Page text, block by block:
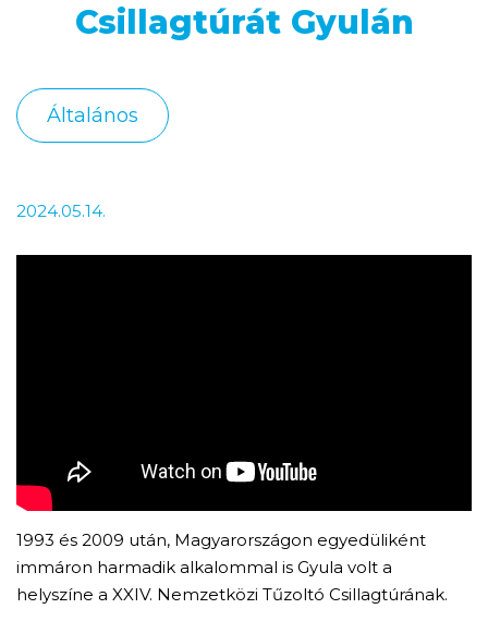
Csillagtúrát Gyulán
Általános
2024.05.14.
1993 és 2009 után, Magyarországon egyedüliként
immáron harmadik alkalommal is Gyula volt a
helyszíne a XXIV. Nemzetközi Tűzoltó Csillagtúrának.